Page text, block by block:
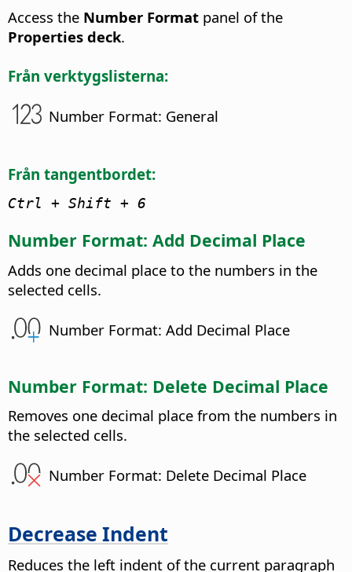
Access the Number Format panel of the
Properties deck.
Från verktygslisterna:
Number Format: General
Från tangentbordet:
Ctrl + Shift + 6
Number Format: Add Decimal Place
Adds one decimal place to the numbers in the
selected cells.
Number Format: Add Decimal Place
Number Format: Delete Decimal Place
Removes one decimal place from the numbers in
the selected cells.
Number Format: Delete Decimal Place
Decrease Indent
Reduces the left indent of the current paragraph